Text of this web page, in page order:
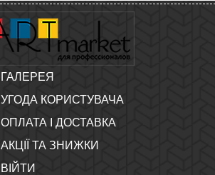
ГАЛЕРЕЯ
УГОДА КОРИСТУВАЧА
ОПЛАТА І ДОСТАВКА
АКЦІЇ ТА ЗНИЖКИ
ВІЙТИ